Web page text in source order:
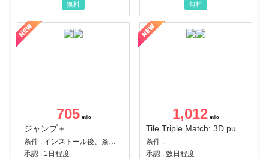
無料 無料
705
ジャンプ＋
承認 : 1日程度
1,012
条件 :
承認 : 数日程度